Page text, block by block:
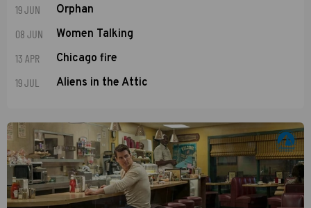
19 JUN Orphan
08 JUN Women Talking
13 APR Chicago fire
19 JUL Aliens in the Attic